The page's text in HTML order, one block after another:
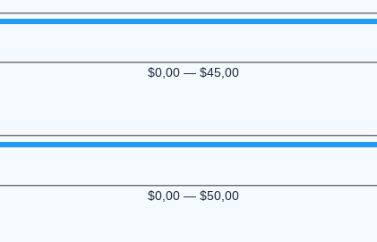
$0,00 — $45,00
$0,00 — $50,00